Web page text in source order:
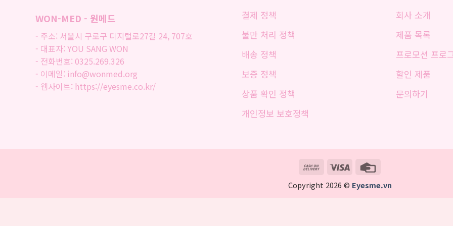
WON-MED - 원메드
- 주소: 서울시 구로구 디지털로27길 24, 707호
- 대표자: YOU SANG WON
- 전화번호: 0325.269.326
- 이메일: info@wonmed.org
- 웹사이트: https://eyesme.co.kr/
결제 정책
불만 처리 정책
배송 정책
보증 정책
상품 확인 정책
개인정보 보호정책
회사 소개
제품 목록
프로모션 프로
할인 제품
문의하기
Cash
Delivery
Visa
Copyright 2026 © Eyesme.vn